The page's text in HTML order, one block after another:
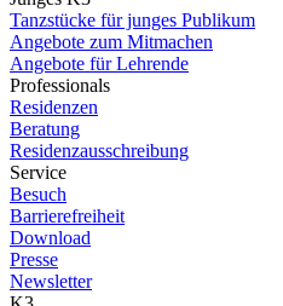
Tanzstücke für junges Publikum
Angebote zum Mitmachen
Angebote für Lehrende
Professionals
Residenzen
Beratung
Residenzausschreibung
Service
Besuch
Barrierefreiheit
Download
Presse
Newsletter